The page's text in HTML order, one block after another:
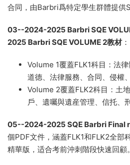
合同，由Barbri爲特定學生群體提供
03--2024-2025 Barbri SQE
2025 Barbri SQE VOLUME 2教材：
Volume 1覆蓋FLK1科目：法
道德、法律服務、合同、侵權
Volume 2覆蓋FLK2科目：土
戶、遺囑與遺産管理、信托、
05--2024-2025 SQE Barbri Final
個PDF文件，涵蓋FLK1和FLK2全部
精華版，适合考前沖刺階段快速回顧。